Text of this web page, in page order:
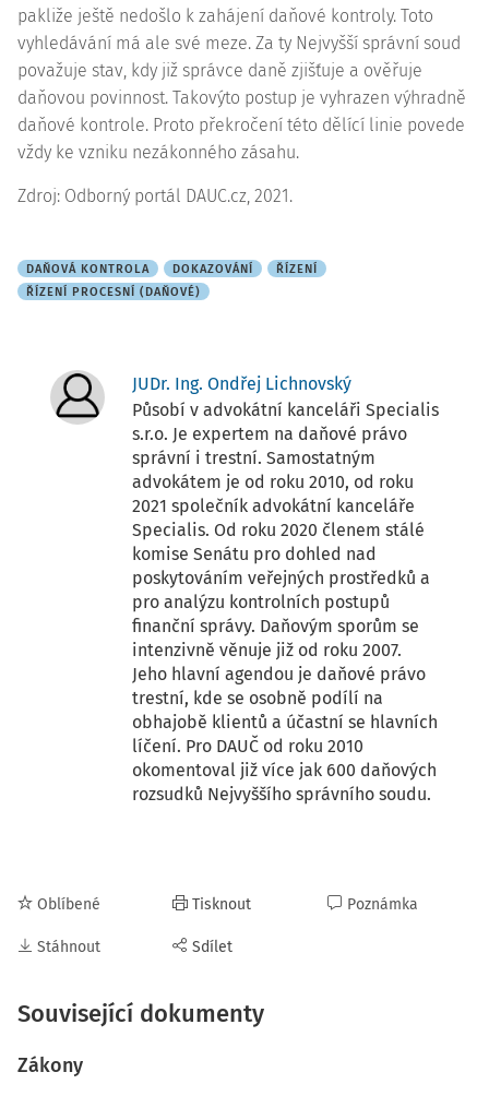
pakliže ještě nedošlo k zahájení daňové kontroly. Toto
vyhledávání má ale své meze. Za ty Nejvyšší správní soud
považuje stav, kdy již správce daně zjišťuje a ověřuje
daňovou povinnost. Takovýto postup je vyhrazen výhradně
daňové kontrole. Proto překročení této dělící linie povede
vždy ke vzniku nezákonného zásahu.
Zdroj: Odborný portál DAUC.cz, 2021.
DAŇOVÁ KONTROLA DOKAZOVÁNÍ
ŘÍZENÍ
ŘÍZENÍ PROCESNÍ (DAŇOVÉ)
JUDr. Ing. Ondřej Lichnovský
Působí v advokátní kanceláři Specialis
s.r.o. Je expertem na daňové právo
správní i trestní. Samostatným
advokátem je od roku 2010, od roku
2021 společník advokátní kanceláře
Specialis. Od roku 2020 členem stálé
komise Senátu pro dohled nad
poskytováním veřejných prostředků a
pro analýzu kontrolních postupů
finanční správy. Daňovým sporům se
intenzivně věnuje již od roku 2007.
Jeho hlavní agendou je daňové právo
trestní, kde se osobně podílí na
obhajobě klientů a účastní se hlavních
líčení. Pro DAUČ od roku 2010
okomentoval již více jak 600 daňových
rozsudků Nejvyššího správního soudu.
Oblíbené
Stáhnout
Tisknout
Sdílet
Poznámka
Související dokumenty
Zákony